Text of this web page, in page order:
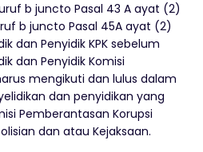
b juncto Pasal 43 A ayat (2)
b juncto Pasal 45A ayat (2)
dan Penyidik KPK sebelum
dan Penyidik Komisi
mengikuti dan lulus dalam
dan penyidikan yang
Pemberantasan Korupsi
dan atau Kejaksaan.